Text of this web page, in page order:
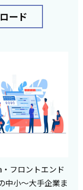
ード
フロントエンド
中小～大手企業ま